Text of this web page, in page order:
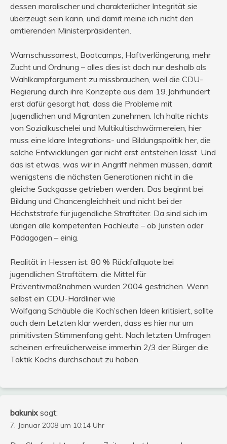
dessen moralischer und charakterlicher Integrität sie
überzeugt sein kann, und damit meine ich nicht den
amtierenden Ministerpräsidenten.
Warnschussarrest, Bootcamps, Haftverlängerung, mehr
Zucht und Ordnung – alles dies ist doch nur deshalb als
Wahlkampfargument zu missbrauchen, weil die CDU-
Regierung durch ihre Konzepte aus dem 19.Jahrhundert
erst dafür gesorgt hat, dass die Probleme mit
Jugendlichen und Migranten zunehmen. Ich halte nichts
von Sozialkuschelei und Multikultischwärmereien, hier
muss eine klare Integrations- und Bildungspolitik her, die
solche Entwicklungen gar nicht erst entstehen lässt. Und
das ist etwas, was wir in Angriff nehmen müssen, damit
wenigstens die nächsten Generationen nicht in die
gleiche Sackgasse getrieben werden. Das beginnt bei
Bildung und Chancengleichheit und nicht bei der
Höchststrafe für jugendliche Straftäter. Da sind sich im
übrigen alle kompetenten Fachleute – ob Juristen oder
Pädagogen – einig.
Realität in Hessen ist: 80 % Rückfallquote bei
jugendlichen Straftätern, die Mittel für
Präventivmaßnahmen wurden 2004 gestrichen. Wenn
selbst ein CDU-Hardliner wie
Wolfgang Schäuble die Koch’schen Ideen kritisiert, sollte
auch dem Letzten klar werden, dass es hier nur um
primitivsten Stimmenfang geht. Nach letzten Umfragen
scheinen erfreulicherweise immerhin 2/3 der Bürger die
Taktik Kochs durchschaut zu haben.
bakunix sagt:
7. Januar 2008 um 10:14 Uhr